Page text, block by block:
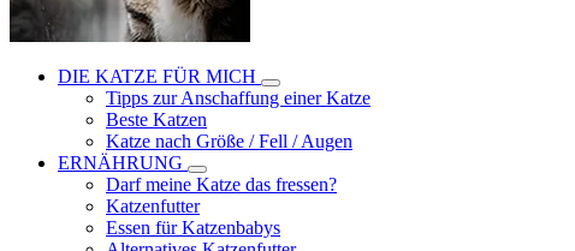
DIE KATZE FÜR MICH
Tipps zur Anschaffung einer Katze
Beste Katzen
Katze nach Größe / Fell / Augen
ERNÄHRUNG
Darf meine Katze das fressen?
Katzenfutter
Essen für Katzenbabys